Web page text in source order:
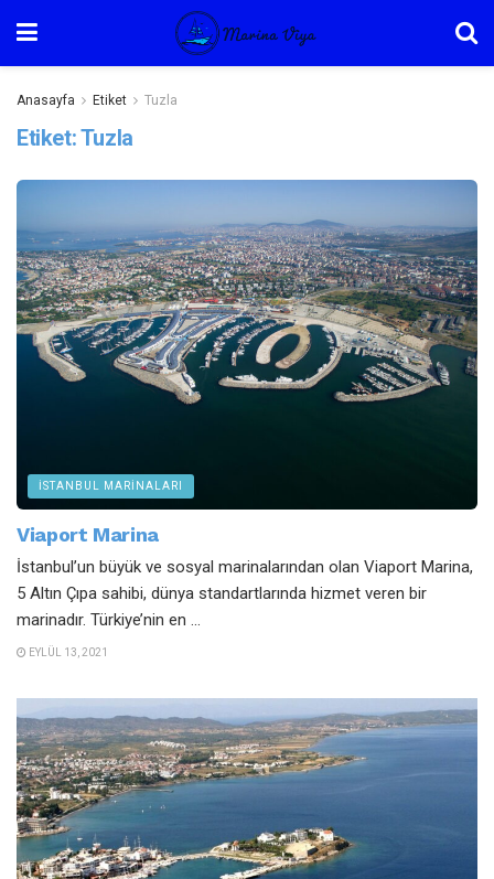
Anasayfa Etiket Tuzla
Etiket:Tuzla
İSTANBUL MARINALARI
Viaport Marina
İstanbul’un büyük ve sosyal marinalarından olan Viaport Marina,
5 Altın Çıpa sahibi, dünya standartlarında hizmet veren bir
marinadır. Türkiye’nin en ...
EYLÜL 13, 2021